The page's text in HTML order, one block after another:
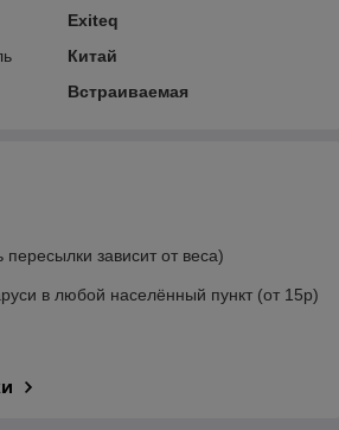
Exiteq
Китай
Встраиваемая
пересылки зависит от веса)
в любой населённый пункт (от 15р)